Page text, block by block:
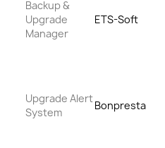
Backup &
Upgrade
Manager
ETS-Soft
Upgrade Alert
System
Bonpresta